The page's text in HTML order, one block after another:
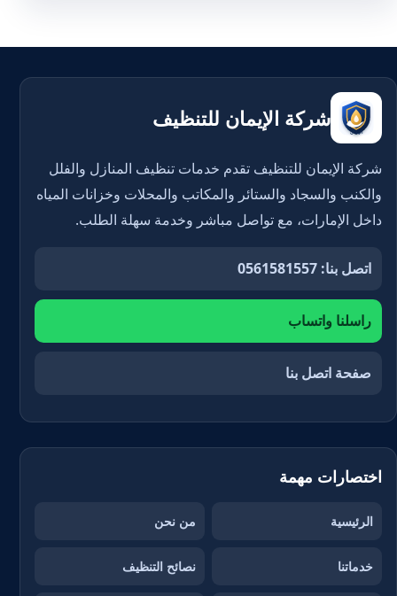
شركة الإيمان للتنظيف
شركة الإيمان للتنظيف تقدم خدمات تنظيف المنازل والفلل
والكنب والسجاد والستائر والمكاتب والمحلات وخزانات المياه
داخل الإمارات، مع تواصل مباشر وخدمة سهلة الطلب.
اتصل بنا: 0561581557
راسلنا واتساب
صفحة اتصل بنا
اختصارات مهمة
الرئيسية من نحن
خدماتنا نصائح التنظيف